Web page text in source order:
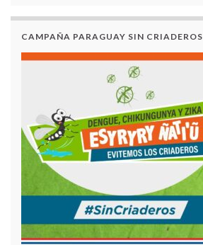
CAMPAÑA PARAGUAY SIN CRIADEROS